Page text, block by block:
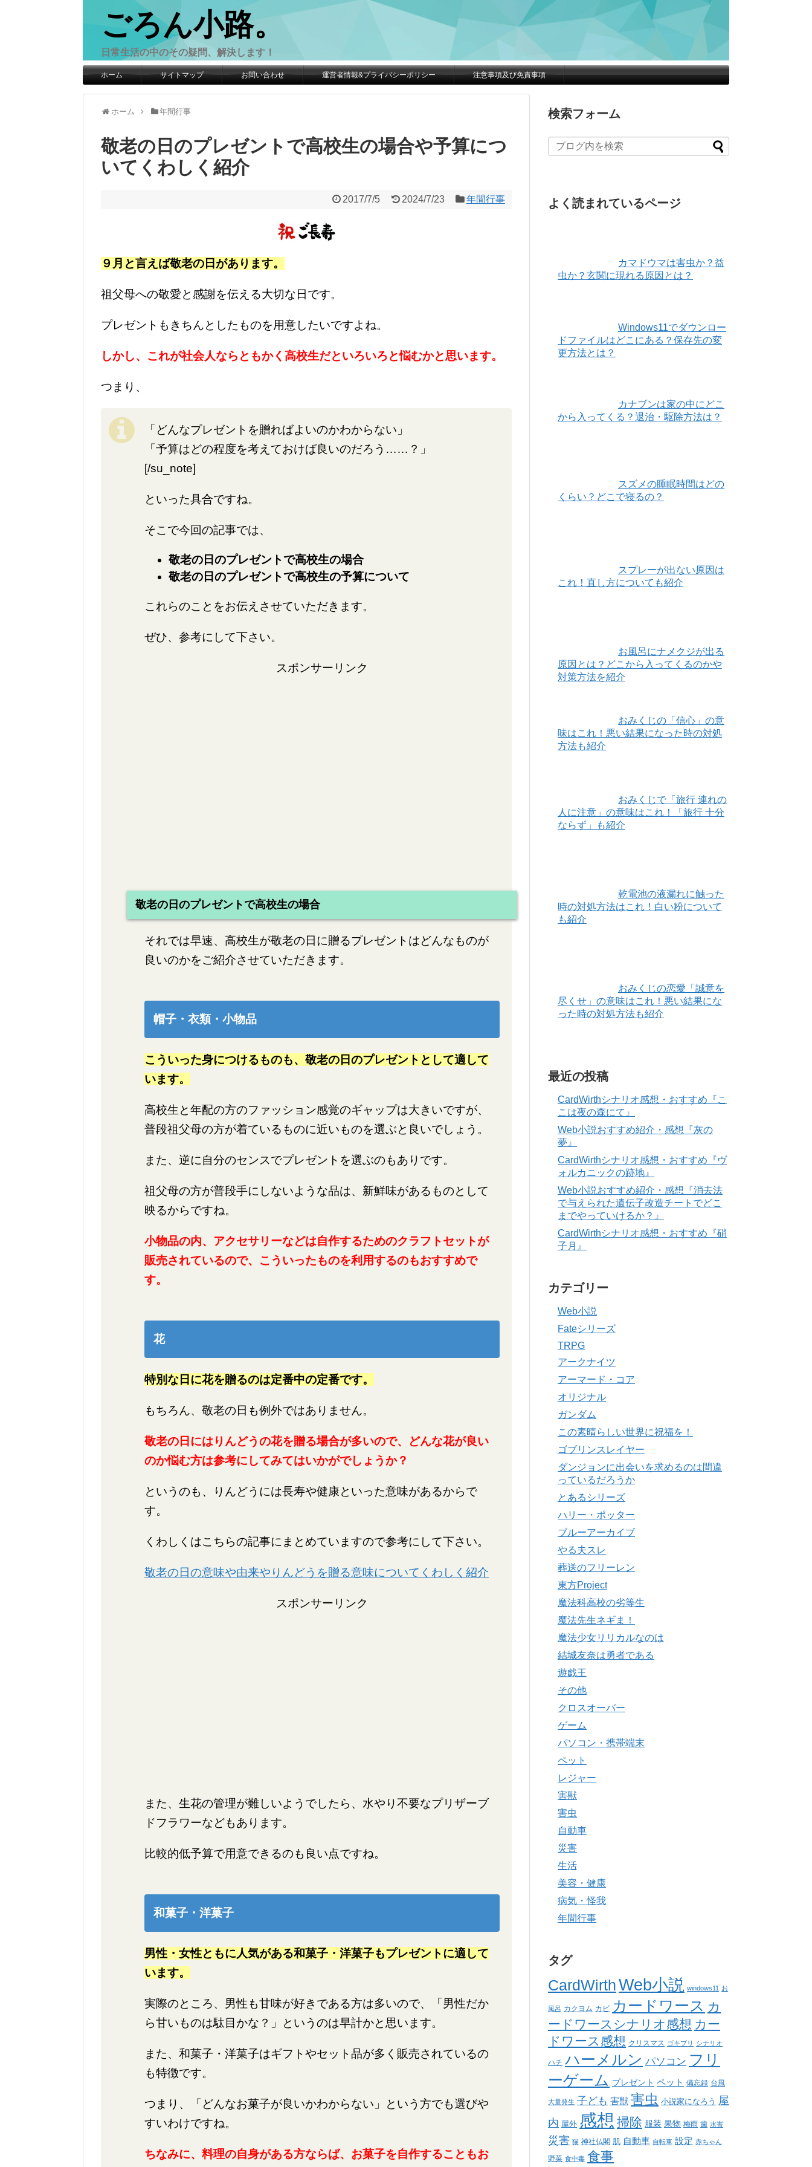
ごろん小路。
日常生活の中のその疑問、解決します！
ホーム サイトマップ お問い合わせ 運営者情報&プライバシーポリシー 注意事項及び免責事項
ホーム 年間行事
敬老の日のプレゼントで高校生の場合や予算につ
いてくわしく紹介
2017/7/5 2024/7/23 年間行事
９月と言えば敬老の日があります。
祖父母への敬愛と感謝を伝える大切な日です。
プレゼントもきちんとしたものを用意したいですよね。
しかし、これが社会人ならともかく高校生だといろいろと悩むかと思います。
つまり、
「どんなプレゼントを贈ればよいのかわからない」
「予算はどの程度を考えておけば良いのだろう……？」
[/su_note]
といった具合ですね。
そこで今回の記事では、
敬老の日のプレゼントで高校生の場合
敬老の日のプレゼントで高校生の予算について
これらのことをお伝えさせていただきます。
ぜひ、参考にして下さい。
スポンサーリンク
敬老の日のプレゼントで高校生の場合
それでは早速、高校生が敬老の日に贈るプレゼントはどんなものが
良いのかをご紹介させていただきます。
帽子・衣類・小物品
こういった身につけるものも、敬老の日のプレゼントとして適して
います。
高校生と年配の方のファッション感覚のギャップは大きいですが、
普段祖父母の方が着ているものに近いものを選ぶと良いでしょう。
また、逆に自分のセンスでプレゼントを選ぶのもありです。
祖父母の方が普段手にしないような品は、新鮮味があるものとして
映るからですね。
小物品の内、アクセサリーなどは自作するためのクラフトセットが
販売されているので、こういったものを利用するのもおすすめで
す。
花
特別な日に花を贈るのは定番中の定番です。
もちろん、敬老の日も例外ではありません。
敬老の日にはりんどうの花を贈る場合が多いので、どんな花が良い
のか悩む方は参考にしてみてはいかがでしょうか？
というのも、りんどうには長寿や健康といった意味があるからで
す。
くわしくはこちらの記事にまとめていますので参考にして下さい。
敬老の日の意味や由来やりんどうを贈る意味についてくわしく紹介
スポンサーリンク
また、生花の管理が難しいようでしたら、水やり不要なプリザーブ
ドフラワーなどもあります。
比較的低予算で用意できるのも良い点ですね。
和菓子・洋菓子
男性・女性ともに人気がある和菓子・洋菓子もプレゼントに適して
います。
実際のところ、男性も甘味が好きである方は多いので、「男性だか
ら甘いものは駄目かな？」というのは早計かと思います。
また、和菓子・洋菓子はギフトやセット品が多く販売されているの
も特徴です。
つまり、「どんなお菓子が良いかわからない」という方でも選びや
すいわけですね。
ちなみに、料理の自身がある方ならば、お菓子を自作することもお
検索フォーム
よく読まれているページ
カマドウマは害虫か？益
虫か？玄関に現れる原因とは？
Windows11でダウンロー
ドファイルはどこにある？保存先の変
更方法とは？
カナブンは家の中にどこ
から入ってくる？退治・駆除方法は？
スズメの睡眠時間はどの
くらい？どこで寝るの？
スプレーが出ない原因は
これ！直し方についても紹介
お風呂にナメクジが出る
原因とは？どこから入ってくるのかや
対策方法を紹介
おみくじの「信心」の意
味はこれ！悪い結果になった時の対処
方法も紹介
おみくじで「旅行 連れの
人に注意」の意味はこれ！「旅行 十分
ならず」も紹介
乾電池の液漏れに触った
時の対処方法はこれ！白い粉について
も紹介
おみくじの恋愛「誠意を
尽くせ」の意味はこれ！悪い結果にな
った時の対処方法も紹介
最近の投稿
CardWirthシナリオ感想・おすすめ『こ
こは夜の森にて』
Web小説おすすめ紹介・感想『灰の
夢』
CardWirthシナリオ感想・おすすめ『ヴ
ォルカニックの跡地』
Web小説おすすめ紹介・感想『消去法
で与えられた遺伝子改造チートでどこ
までやっていけるか？』
CardWirthシナリオ感想・おすすめ『硝
子月』
カテゴリー
Web小説
Fateシリーズ
TRPG
アークナイツ
アーマード・コア
オリジナル
ガンダム
この素晴らしい世界に祝福を！
ゴブリンスレイヤー
ダンジョンに出会いを求めるのは間違
っているだろうか
とあるシリーズ
ハリー・ポッター
ブルーアーカイブ
やる夫スレ
葬送のフリーレン
東方Project
魔法科高校の劣等生
魔法先生ネギま！
魔法少女リリカルなのは
結城友奈は勇者である
遊戯王
その他
クロスオーバー
ゲーム
パソコン・携帯端末
ペット
レジャー
害獣
害虫
自動車
災害
生活
美容・健康
病気・怪我
年間行事
タグ
CardWirthWeb小説 windows11 お
風呂 カクヨム カビ カードワース カ
ードワースシナリオ感想 カー
ドワース感想 クリスマス ゴキブリ シナリオ
ハチ ハーメルン パソコン フリ
ーゲーム プレゼント ペット 備忘録 台風
大量発生 子ども 害獣 害虫 小説家になろう 屋
内 屋外 感想 掃除 服装 果物 梅雨 歯 水害
災害 猫 神社仏閣 肌 自動車 自転車 設定 赤ちゃん
野菜 食中毒 食事